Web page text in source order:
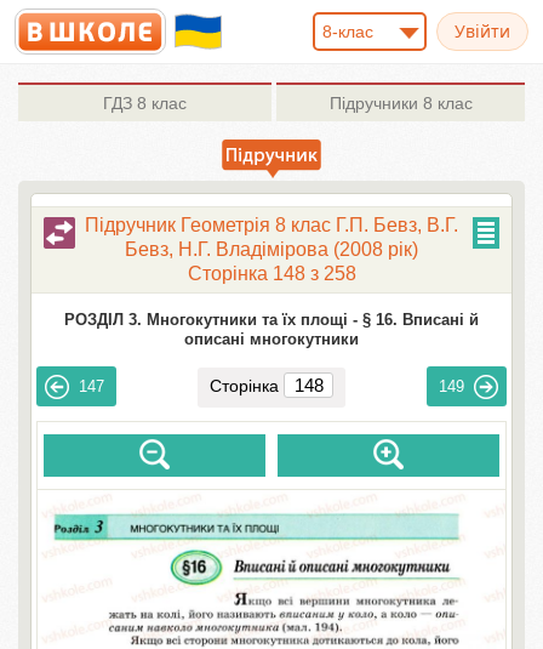
8-клас
ГДЗ 8 клас Підручники 8 клас
Підручник Геометрія 8 клас Г.П. Бевз, В.Г.
Бевз, Н.Г. Владімірова (2008 рік)
Сторінка 148 з 258
РОЗДІЛ 3. Многокутники та їх площі - § 16. Вписані й
описані многокутники
147 Сторінка 149